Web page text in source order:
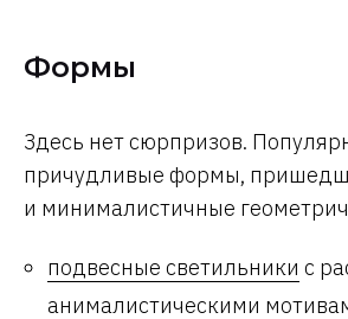
Формы
Здесь нет сюрпризов.
причудливые формы,
и минималистичные
подвесные светильники с
анималистическими